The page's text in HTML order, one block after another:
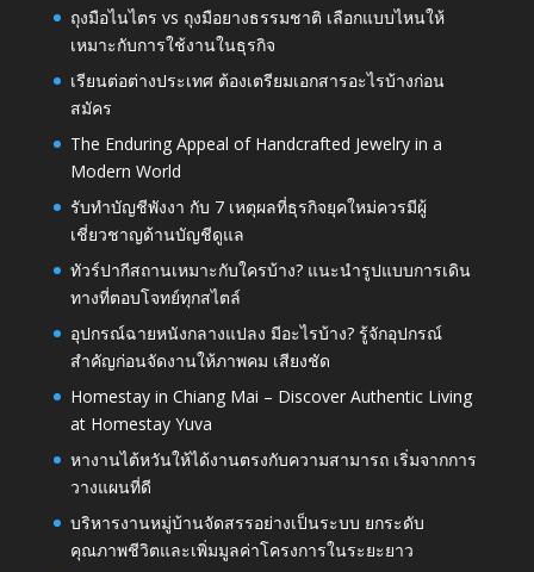
ถุงมือไนไตร vs ถุงมือยางธรรมชาติ เลือกแบบไหนให้
เหมาะกับการใช้งานในธุรกิจ
เรียนต่อต่างประเทศ ต้องเตรียมเอกสารอะไรบ้างก่อน
สมัคร
The Enduring Appeal of Handcrafted Jewelry in a
Modern World
รับทำบัญชีพังงา กับ 7 เหตุผลที่ธุรกิจยุคใหม่ควรมีผู้
เชี่ยวชาญด้านบัญชีดูแล
ทัวร์ปากีสถานเหมาะกับใครบ้าง? แนะนำรูปแบบการเดิน
ทางที่ตอบโจทย์ทุกสไตล์
อุปกรณ์ฉายหนังกลางแปลง มีอะไรบ้าง? รู้จักอุปกรณ์
สำคัญก่อนจัดงานให้ภาพคม เสียงชัด
Homestay in Chiang Mai – Discover Authentic Living
at Homestay Yuva
หางานไต้หวันให้ได้งานตรงกับความสามารถ เริ่มจากการ
วางแผนที่ดี
บริหารงานหมู่บ้านจัดสรรอย่างเป็นระบบ ยกระดับ
คุณภาพชีวิตและเพิ่มมูลค่าโครงการในระยะยาว